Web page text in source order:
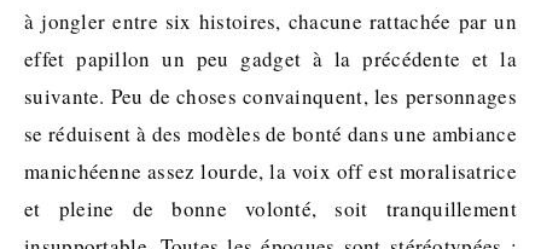
à jongler entre six histoires, chacune rattachée par un
effet papillon un peu gadget à la précédente et la
suivante. Peu de choses convainquent, les personnages
se réduisent à des modèles de bonté dans une ambiance
manichéenne assez lourde, la voix off est moralisatrice
et pleine de bonne volonté, soit tranquillement